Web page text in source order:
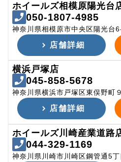
ホイールズ相模原陽光台
050-1807-4985
神奈川県相模原市中央区陽光台
店舗詳細
横浜戸塚店
045-858-5678
神奈川県横浜市戸塚区東俣野町
店舗詳細
ホイールズ川崎産業道路
044-329-1169
神奈川県川崎市川崎区鋼管通5